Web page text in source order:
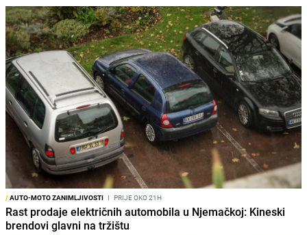
/AUTO-MOTO ZANIMLJIVOSTI I PRIJE OKO 21H
Rast prodaje električnih automobila u Njemačkoj: Kineski
brendovi glavni na tržištu